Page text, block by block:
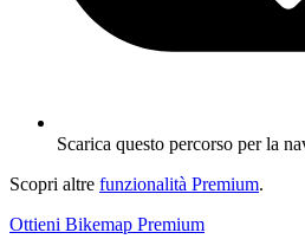
Scarica questo percorso per la
Scopri altre funzionalità Premium.
Ottieni Bikemap Premium